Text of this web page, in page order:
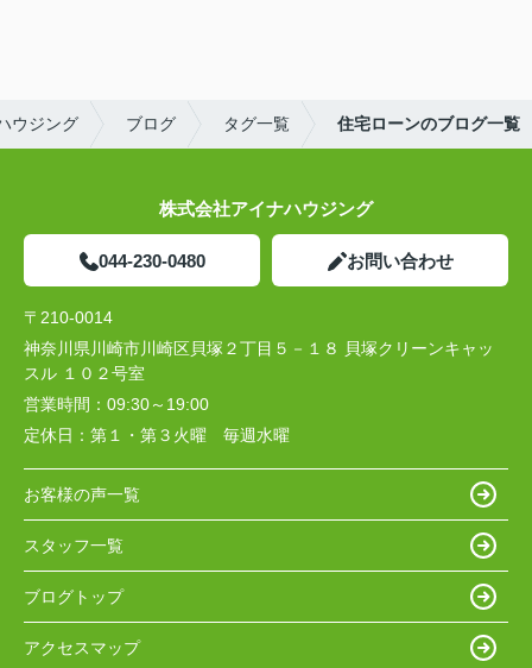
ウジング ブログ タグ一覧 住宅ローンのブログ一覧
株式会社アイナハウジング
044-230-0480 お問い合わせ
〒210-0014
神奈川県川崎市川崎区貝塚２丁目５－１８ 貝塚クリーンキャッ
スル １０２号室
営業時間： 09:30～19:00
定休日： 第１・第３火曜 毎週水曜
お客様の声一覧
スタッフ一覧
ブログトップ
アクセスマップ